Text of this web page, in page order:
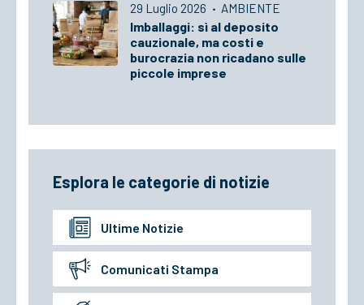
29 Luglio 2026 · AMBIENTE
Imballaggi: sì al deposito
cauzionale, ma costi e
burocrazia non ricadano sulle
piccole imprese
Esplora le categorie di notizie
Ultime Notizie
Comunicati Stampa